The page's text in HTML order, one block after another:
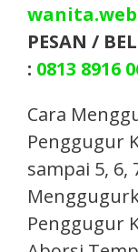
PESAN /
: 0813 8916
Cara
Penggugur
sampai 5, 6,
Penggugur